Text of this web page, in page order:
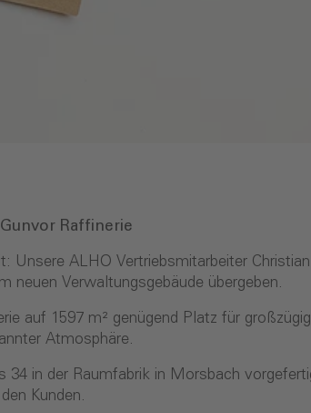
Raffinerie
ALHO Vertriebsmitarbeiter
neuen Verwaltungsgebäude übergeben.
auf 1597 m² genügend Platz für
Atmosphäre.
34 in der Raumfabrik in Morsbach
Kunden.